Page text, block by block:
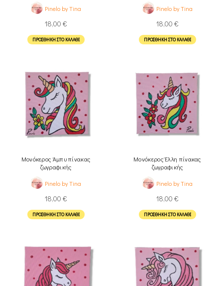
Pinelo by Tina
18,00 €
ΠΡΟΣΘΉΚΗ ΣΤΟ ΚΑΛΆΘΙ
Pinelo by Tina
18,00 €
ΠΡΟΣΘΉΚΗ ΣΤΟ ΚΑΛΆΘΙ
Μονόκερος Άμπυ πίνακας
ζωγραφικής
Pinelo by Tina
18,00 €
ΠΡΟΣΘΉΚΗ ΣΤΟ ΚΑΛΆΘΙ
Μονόκερος Έλλη πίνακας
ζωγραφικής
Pinelo by Tina
18,00 €
ΠΡΟΣΘΉΚΗ ΣΤΟ ΚΑΛΆΘΙ